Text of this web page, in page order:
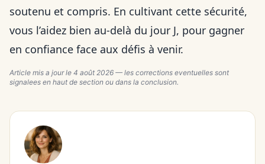
soutenu et compris. En cultivant cette sécurité,
vous l’aidez bien au-delà du jour J, pour gagner
en confiance face aux défis à venir.
Article mis a jour le 4 août 2026 — les corrections eventuelles sont
signalees en haut de section ou dans la conclusion.